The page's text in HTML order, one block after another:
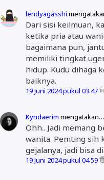
lendyagasshi
Dari sisi keilmuan,
ketika pria atau
bagaimana pun,
memiliki tingkat
hidup. Kudu dihaga
baiknya.
19 Juni 2024 pukul 03.47
Kyndaerim mengatakan…
Ohh.. Jadi memang
wanita. Pemting sih
gejalanya, jadi bisa
19 Juni 2024 pukul 04.59